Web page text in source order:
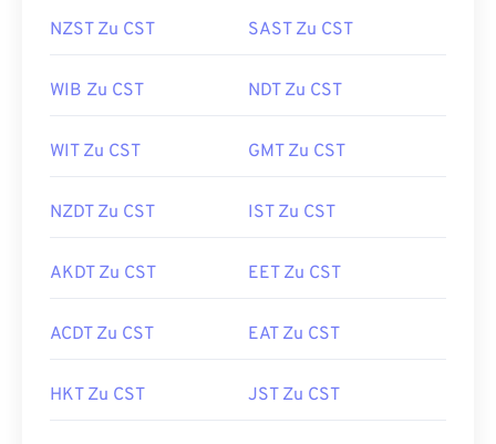
NZST Zu CST SAST Zu CST
WIB Zu CST NDT Zu CST
WIT Zu CST GMT Zu CST
NZDT Zu CST IST Zu CST
AKDT Zu CST EET Zu CST
ACDT Zu CST EAT Zu CST
HKT Zu CST JST Zu CST